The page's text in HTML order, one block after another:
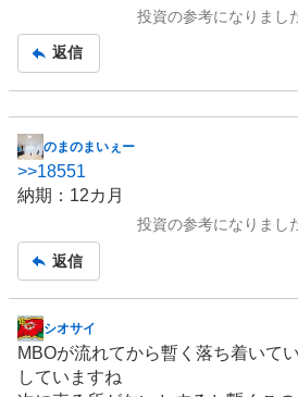
事
投資の参考になりまし
返信
掲
示
板
のまのまいぇー
>>18551
納期：12カ月
投資の参考になりまし
返信
掲
示
板
シオサイ
MBOが流れてから暫く落ち着いて
していますね